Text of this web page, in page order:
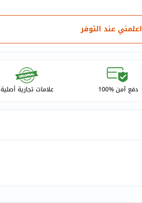
اعلمني عند التوفر
دفع آمن %100 علامات تجارية أصلية